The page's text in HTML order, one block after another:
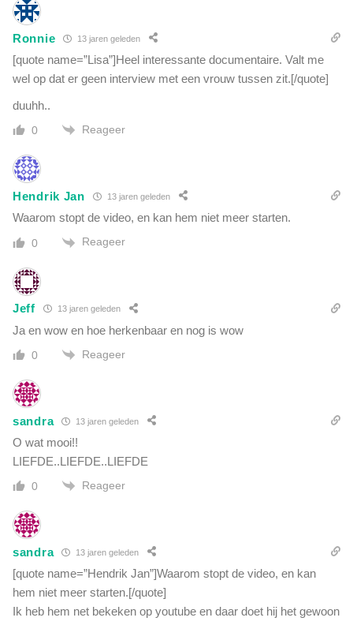
Ronnie 13 jaren geleden
[quote name=”Lisa”]Heel interessante documentaire. Valt me
wel op dat er geen interview met een vrouw tussen zit.[/quote]
duuhh..
0 Reageer
Hendrik Jan 13 jaren geleden
Waarom stopt de video, en kan hem niet meer starten.
0 Reageer
Jeff 13 jaren geleden
Ja en wow en hoe herkenbaar en nog is wow
0 Reageer
sandra 13 jaren geleden
O wat mooi!!
LIEFDE..LIEFDE..LIEFDE
0 Reageer
sandra 13 jaren geleden
[quote name=”Hendrik Jan”]Waarom stopt de video, en kan
hem niet meer starten.[/quote]
Ik heb hem net bekeken op youtube en daar doet hij het gewoon